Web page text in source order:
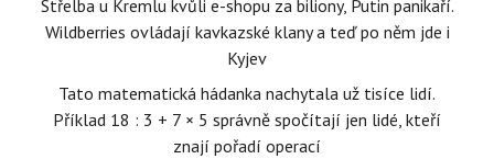
Střelba u Kremlu kvůli e-shopu za biliony, Putin panikaří.
Wildberries ovládají kavkazské klany a teď po něm jde i
Kyjev
Tato matematická hádanka nachytala už tisíce lidí.
Příklad 18 : 3 + 7 × 5 správně spočítají jen lidé, kteří
znají pořadí operací